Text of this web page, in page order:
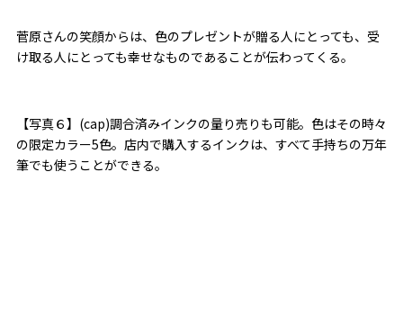
菅原さんの笑顔からは、色のプレゼントが贈る人にとっても、受
け取る人にとっても幸せなものであることが伝わってくる。
【写真６】(cap)調合済みインクの量り売りも可能。色はその時々
の限定カラー5色。店内で購入するインクは、すべて手持ちの万年
筆でも使うことができる。